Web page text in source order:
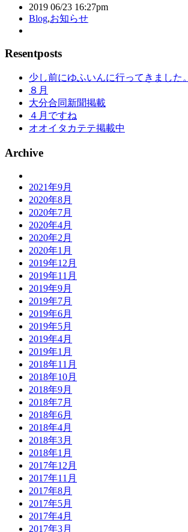
2019 06/23 16:27pm
Blog,お知らせ
Resentposts
少し前にゆふいんに行ってきました。
８月
大分合同新聞掲載
４月ですね
オオイタカテテ掲載中
Archive
2021年9月
2020年8月
2020年7月
2020年4月
2020年2月
2020年1月
2019年12月
2019年11月
2019年9月
2019年7月
2019年6月
2019年5月
2019年4月
2019年1月
2018年11月
2018年10月
2018年9月
2018年7月
2018年6月
2018年4月
2018年3月
2018年1月
2017年12月
2017年11月
2017年8月
2017年5月
2017年4月
2017年3月